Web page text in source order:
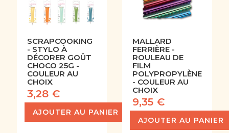
SCRAPCOOKING
- STYLO À
DÉCORER GOÛT
CHOCO 25G -
COULEUR AU
CHOIX
3,28 €
AJOUTER AU PANIER
MALLARD
FERRIÈRE -
ROULEAU DE
FILM
POLYPROPYLÈNE
- COULEUR AU
CHOIX
9,35 €
AJOUTER AU PANIER